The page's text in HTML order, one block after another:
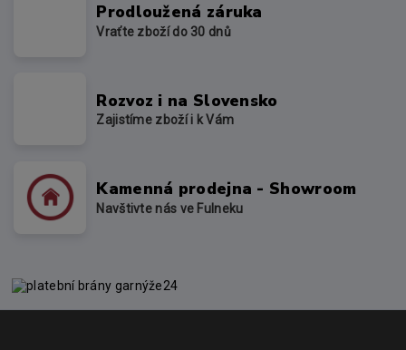
Prodloužená záruka
Vraťte zboží do 30 dnů
Rozvoz i na Slovensko
Zajistíme zboží i k Vám
Kamenná prodejna - Showroom
Navštivte nás ve Fulneku